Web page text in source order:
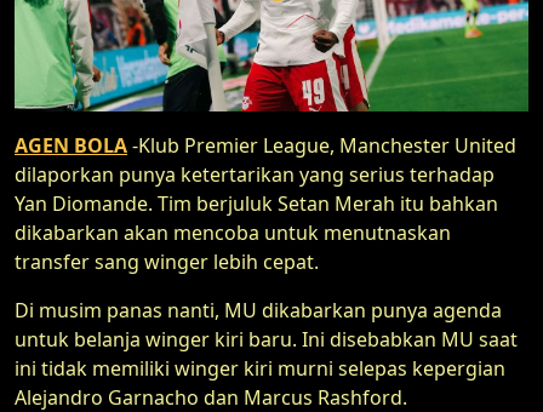
AGEN BOLA-Klub Premier League, Manchester United
dilaporkan punya ketertarikan yang serius terhadap
Yan Diomande. Tim berjuluk Setan Merah itu bahkan
dikabarkan akan mencoba untuk menutnaskan
transfer sang winger lebih cepat.
Di musim panas nanti, MU dikabarkan punya agenda
untuk belanja winger kiri baru. Ini disebabkan MU saat
ini tidak memiliki winger kiri murni selepas kepergian
Alejandro Garnacho dan Marcus Rashford.